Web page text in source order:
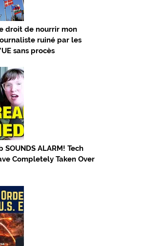
droit de nourrir mon
ruiné par les
sans procès
ALARM! Tech
Completely Taken Over